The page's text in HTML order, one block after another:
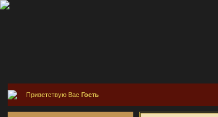
Приветствую ВасГость